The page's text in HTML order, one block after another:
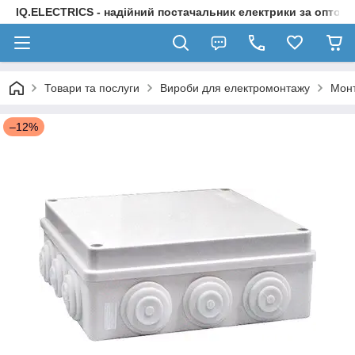
IQ.ELECTRICS - надійний постачальник електрики за
Товари та послуги Вироби для електромонтажу
–12%